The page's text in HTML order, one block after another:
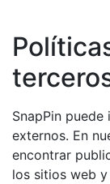
SnapPin
externos. En
encontrar
los sitios web